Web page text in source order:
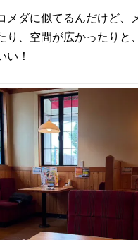
メダに似てるんだけど、
り、空間が広かったりと
い！